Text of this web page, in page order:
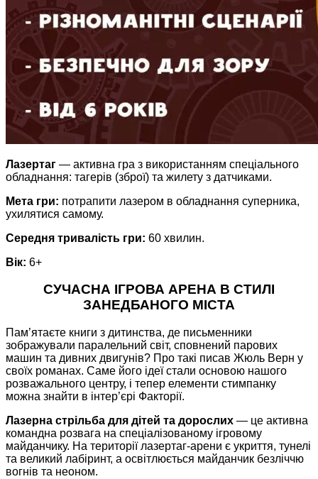
Лазертаг — активна гра з використанням спеціального
обладнання: тагерів (зброї) та жилету з датчиками.
Мета гри: потрапити лазером в обладнання суперника,
ухилятися самому.
Середня тривалість гри: 60 хвилин.
Вік: 6+
СУЧАСНА ІГРОВА АРЕНА В СТИЛІ
ЗАНЕДБАНОГО МІСТА
Пам’ятаєте книги з дитинства, де письменники
зображували паралельний світ, сповнений парових
машин та дивних двигунів? Про такі писав Жюль Верн у
своїх романах. Саме його ідеї стали основою нашого
розважального центру, і тепер елементи стимпанку
можна знайти в інтер’єрі Факторії.
Лазерна стрільба для дітей та дорослих — це активна
командна розвага на спеціалізованому ігровому
майданчику. На території лазертаг-арени є укриття, тунелі
та великий лабіринт, а освітлюється майданчик безліччю
вогнів та неоном.